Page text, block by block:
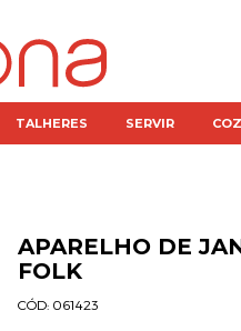
TALHERES SERVIR
APARELHO DE
FOLK
CÓD: 061423